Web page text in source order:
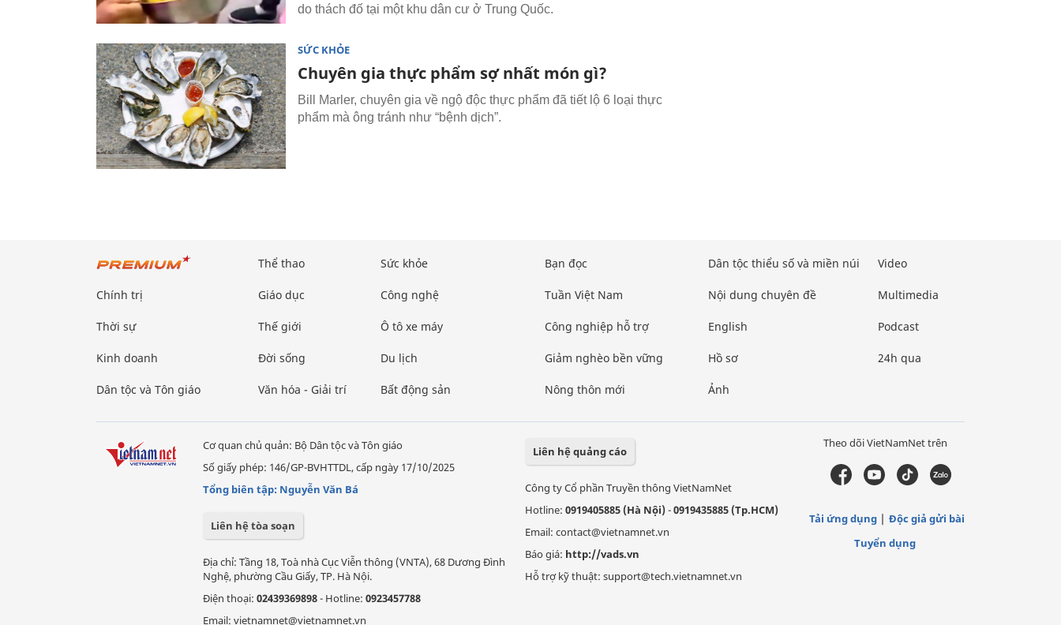
do thách đố tại một khu dân cư ở Trung Quốc.
SỨC KHỎE
Chuyên gia thực phẩm sợ nhất món gì?
Bill Marler, chuyên gia về ngộ độc thực phẩm đã tiết lộ 6 loại thực
phẩm mà ông tránh như “bệnh dịch”.
Chính trị
Thời sự
Kinh doanh
Dân tộc và Tôn giáo
Thể thao
Giáo dục
Thế giới
Đời sống
Văn hóa - Giải trí
Sức khỏe
Công nghệ
Ô tô xe máy
Du lịch
Bất động sản
Bạn đọc
Tuần Việt Nam
Công nghiệp hỗ trợ
Giảm nghèo bền vững
Nông thôn mới
Dân tộc thiểu số và miền núi
Nội dung chuyên đề
English
Hồ sơ
Ảnh
Video
Multimedia
Podcast
24h qua
Cơ quan chủ quản: Bộ Dân tộc và Tôn giáo
Số giấy phép: 146/GP-BVHTTDL, cấp ngày 17/10/2025
Tổng biên tập: Nguyễn Văn Bá
Liên hệ tòa soạn
Địa chỉ: Tầng 18, Toà nhà Cục Viễn thông (VNTA), 68 Dương Đình
Nghệ, phường Cầu Giấy, TP. Hà Nội.
Điện thoại: 02439369898- Hotline: 0923457788
Email: vietnamnet@vietnamnet.vn
Liên hệ quảng cáo
Công ty Cổ phần Truyền thông VietNamNet
Hotline: 0919405885 (Hà Nội)-0919435885 (Tp.HCM)
Email: contact@vietnamnet.vn
Báo giá: http://vads.vn
Hỗ trợ kỹ thuật: support@tech.vietnamnet.vn
Theo dõi VietNamNet trên
Tải ứng dụng
Độc giả gửi bài
Tuyển dụng